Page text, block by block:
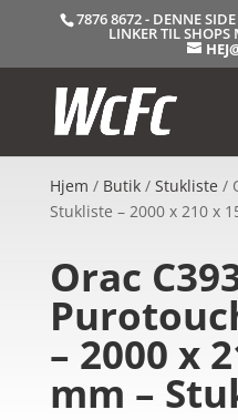
7876 8672 - DENNE
LINKER TIL SHOPS
Hjem / Butik/ Stukliste /
Stukliste – 2000 x 210 x
Orac
– 2000 x
mm –